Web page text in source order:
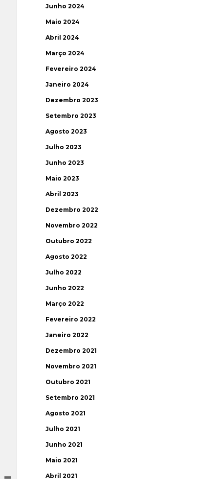
Junho 2024
Maio 2024
Abril 2024
Março 2024
Fevereiro 2024
Janeiro 2024
Dezembro 2023
Setembro 2023
Agosto 2023
Julho 2023
Junho 2023
Maio 2023
Abril 2023
Dezembro 2022
Novembro 2022
Outubro 2022
Agosto 2022
Julho 2022
Junho 2022
Março 2022
Fevereiro 2022
Janeiro 2022
Dezembro 2021
Novembro 2021
Outubro 2021
Setembro 2021
Agosto 2021
Julho 2021
Junho 2021
Maio 2021
Abril 2021